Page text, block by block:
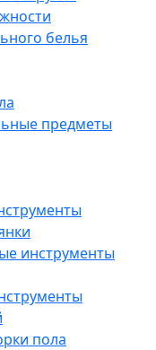
белья
предметы
инструменты
пола